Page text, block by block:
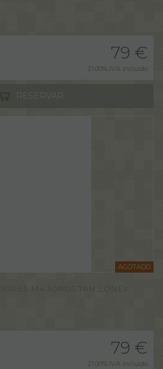
79 €
21.00% IVA incluido
RESERVAR
AGOTADO
M4 30RDS TAN LONEX
79 €
21.00% IVA incluido